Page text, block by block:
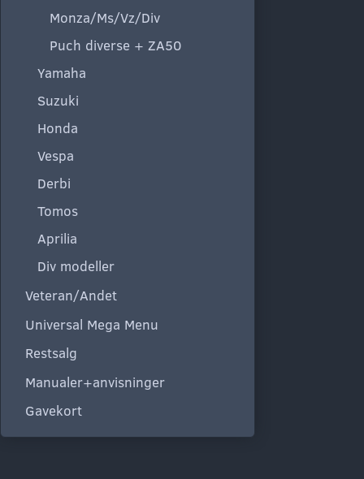
Monza/Ms/Vz/Div
Puch diverse + ZA50
Yamaha
Suzuki
Honda
Vespa
Derbi
Tomos
Aprilia
Div modeller
Veteran/Andet
Universal Mega Menu
Restsalg
Manualer+anvisninger
Gavekort